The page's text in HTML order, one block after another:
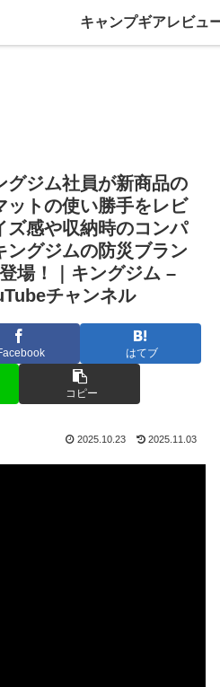
グジム社員が新商品の
ットの使い勝手をレビ
ズ感や収納時のコンパ
ングジムの防災ブラン
場！｜キングジム –
チャンネル
はてブ
コピー
2025.10.23 2025.11.03
キャンプギアレビュ